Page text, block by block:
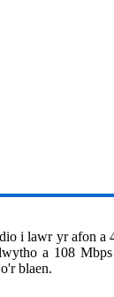
i lawr yr afon
a 108
blaen.